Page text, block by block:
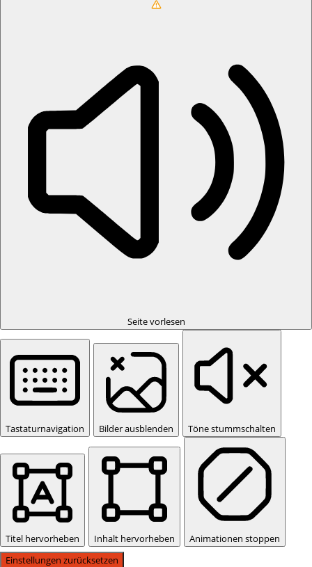
Seite vorlesen
Tastaturnavigation Bilder ausblenden Töne stummschalten
Titel hervorheben Inhalt hervorheben
Animationen stoppen
Einstellungen zurücksetzen